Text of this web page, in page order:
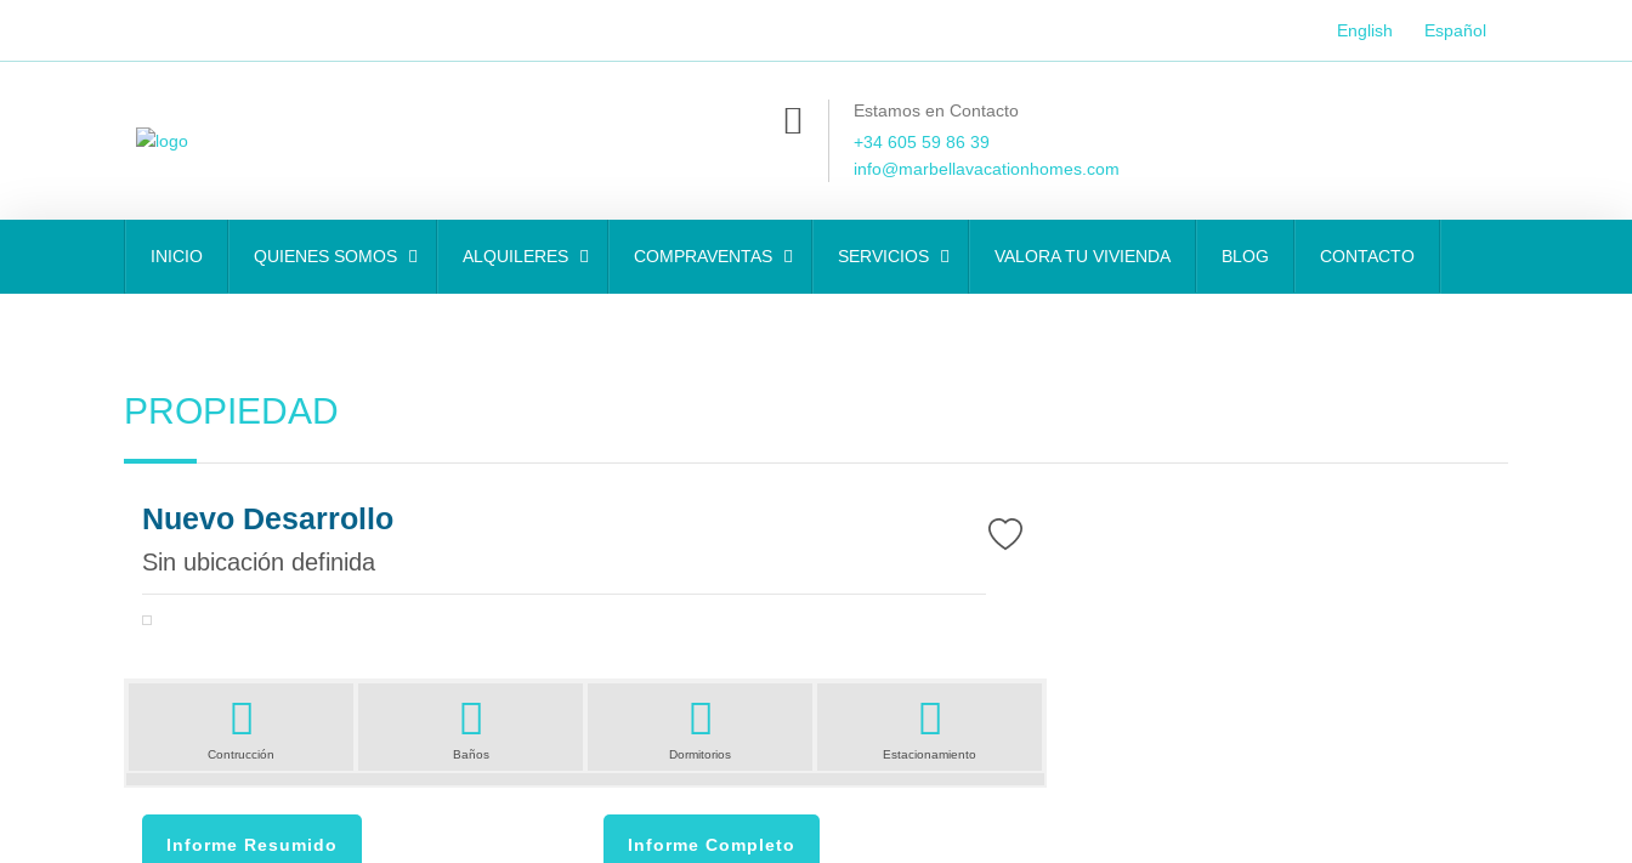
English Español
Estamos en Contacto
+34 605 59 86 39
info@marbellavacationhomes.com
INICIO QUIENES SOMOS ALQUILERES COMPRAVENTAS SERVICIOS VALORA TU VIVIENDA BLOG CONTACTO
PROPIEDAD
Nuevo Desarrollo
Sin ubicación definida
Contrucción Baños Dormitorios Estacionamiento
Informe Resumido Informe Completo